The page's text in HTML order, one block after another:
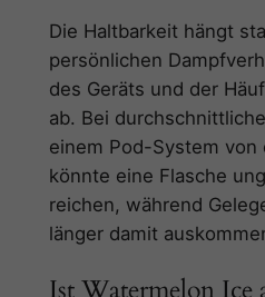
Die Haltbarkeit hängt
persönlichen
des Geräts und der
ab. Bei
einem Pod-System von
könnte eine Flasche
reichen, während
länger damit
Ist Watermelon Ice